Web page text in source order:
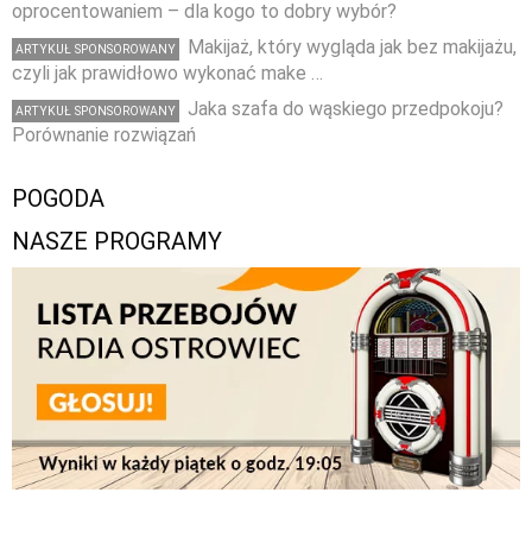
oprocentowaniem – dla kogo to dobry wybór?
ARTYKUŁ SPONSOROWANY
Makijaż, który wygląda jak bez makijażu,
czyli jak prawidłowo wykonać make …
ARTYKUŁ SPONSOROWANY
Jaka szafa do wąskiego przedpokoju?
Porównanie rozwiązań
POGODA
NASZE PROGRAMY